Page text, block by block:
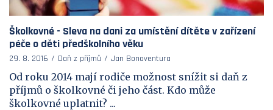
Školkovné - Sleva na dani za umístění dítěte v zařízení
péče o děti předškolního věku
29. 8. 2016 Daň z příjmů Jan Bonaventura
Od roku 2014 mají rodiče možnost snížit si daň z
příjmů o školkovné či jeho část. Kdo může
školkovné uplatnit? ...